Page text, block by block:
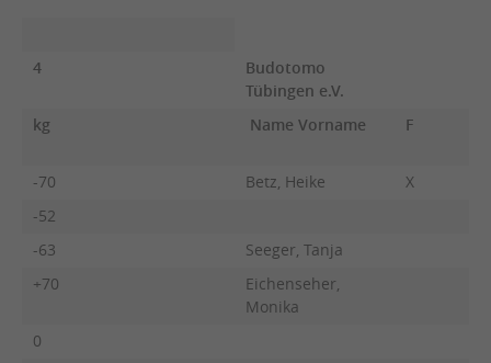
4
Budotomo
Tübingen e.V.
kg
Name Vorname F
-70 Betz, Heike
X
-52
-63
Seeger, Tanja
+70
Eichenseher,
Monika
0